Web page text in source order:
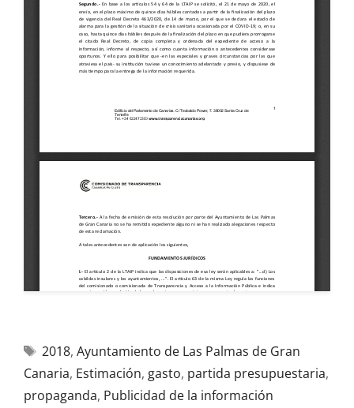
2018, Ayuntamiento de Las Palmas de Gran
Canaria, Estimación, gasto, partida presupuestaria,
propaganda, Publicidad de la información